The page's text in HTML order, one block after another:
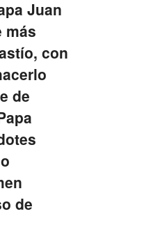
Juan
más
con
de
de